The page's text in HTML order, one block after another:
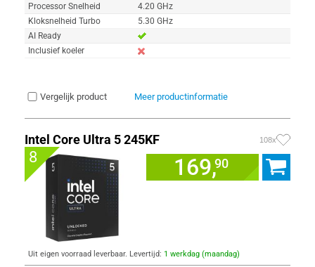
Processor Snelheid
4.20 GHz
Kloksnelheid Turbo
5.30 GHz
AI Ready
Inclusief koeler
Vergelijk product Meer productinformatie
Intel Core Ultra 5 245KF 108x
8 169,90
Uit eigen voorraad leverbaar. Levertijd: 1 werkdag (maandag)